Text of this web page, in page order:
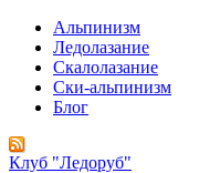
Альпинизм
Ледолазание
Скалолазание
Ски-альпинизм
Блог
Клуб "Ледоруб"